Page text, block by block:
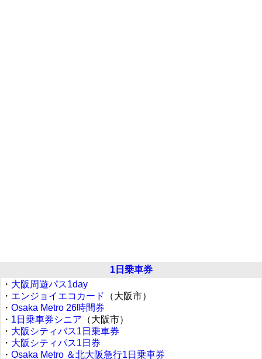
1日乗車券
・ 大阪周遊パス1day
・ エンジョイエコカード
（大阪市）
・ Osaka Metro 26時間券
・ 1日乗車券シニア （大阪市）
・ 大阪シティバス1日乗車券
・ 大阪シティパス1日券
・ Osaka Metro ＆北大阪急行1日乗車券